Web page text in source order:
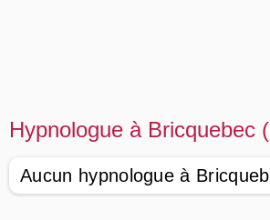
Hypnologue à Bricquebec
Aucun hypnologue à